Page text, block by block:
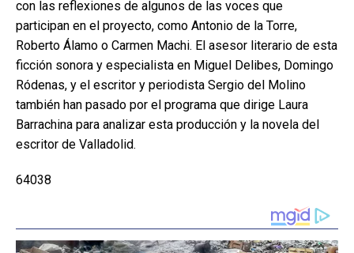
con las reflexiones de algunos de las voces que
participan en el proyecto, como Antonio de la Torre,
Roberto Álamo o Carmen Machi. El asesor literario de esta
ficción sonora y especialista en Miguel Delibes, Domingo
Ródenas, y el escritor y periodista Sergio del Molino
también han pasado por el programa que dirige Laura
Barrachina para analizar esta producción y la novela del
escritor de Valladolid.
64038